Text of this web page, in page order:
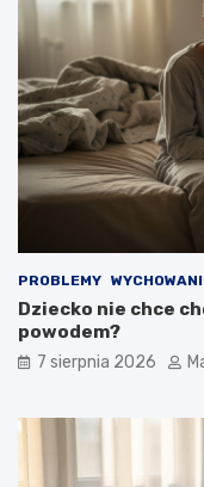
PROBLEMY
Dziecko nie chce
powodem?
7 sierpnia 2026